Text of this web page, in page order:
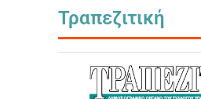
Τραπεζιτική